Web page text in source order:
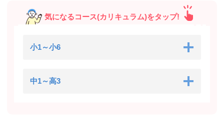
気になるコース(カリキュラム)をタップ!
小1～小6
中1～高3